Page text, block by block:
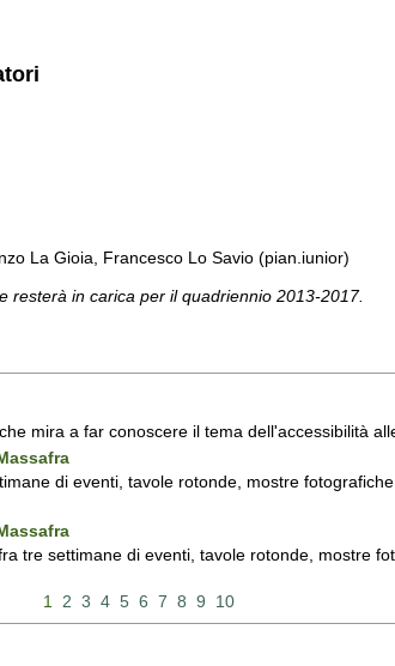
La Gioia, Francesco Lo Savio (pian.iunior)
resterà in carica per il quadriennio 2013-2017.
mira a far conoscere il tema dell'accessibilità
di eventi, tavole rotonde, mostre
tre settimane di eventi, tavole rotonde, mostre
1
2 3 4 5 6 7 8 9 10